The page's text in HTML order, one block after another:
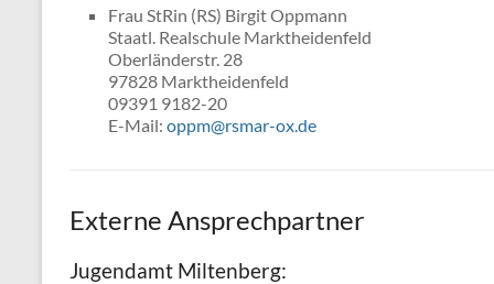
Frau StRin (RS) Birgit Oppmann
Staatl. Realschule Marktheidenfeld
Oberländerstr. 28
97828 Marktheidenfeld
09391 9182-20
E-Mail: oppm@rsmar-ox.de
Externe Ansprechpartner
Jugendamt Miltenberg: